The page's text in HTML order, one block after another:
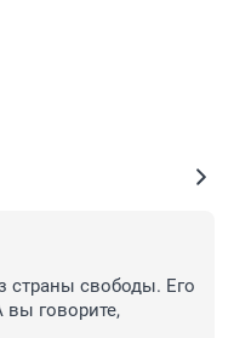
страны свободы. Его
вы говорите,